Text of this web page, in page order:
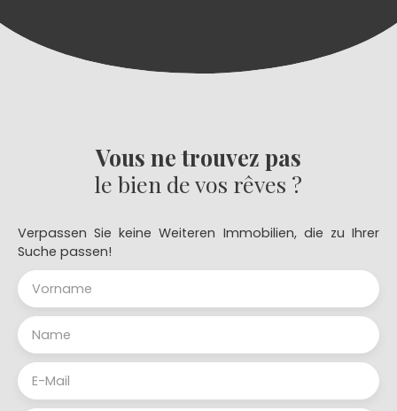
Vous ne trouvez pas
le bien de vos rêves ?
Verpassen Sie keine Weiteren Immobilien, die zu Ihrer
Suche passen!
Vorname
Name
E-Mail